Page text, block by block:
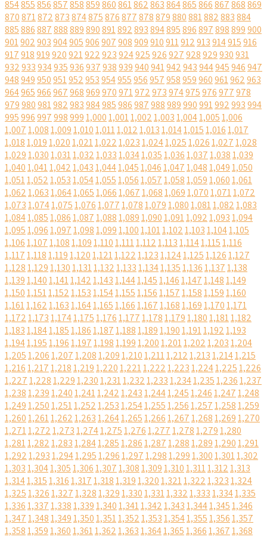
854855856857858859860861862863864865866867868869
870871872873874875876877878879880881882883884
885886887888889890891892893894895896897898899900
901902903904905906907908909910911912913914915916
917918919920921922923924925926927928929930931
932933934935936937938939940941942943944945946947
948949950951952953954955956957958959960961962963
964965966967968969970971972973974975976977978
979980981982983984985986987988989990991992993994
9959969979989991,0001,0011,0021,0031,0041,0051,006
1,0071,0081,0091,0101,0111,0121,0131,0141,0151,0161,017
1,0181,0191,0201,0211,0221,0231,0241,0251,0261,0271,028
1,0291,0301,0311,0321,0331,0341,0351,0361,0371,0381,039
1,0401,0411,0421,0431,0441,0451,0461,0471,0481,0491,050
1,0511,0521,0531,0541,0551,0561,0571,0581,0591,0601,061
1,0621,0631,0641,0651,0661,0671,0681,0691,0701,0711,072
1,0731,0741,0751,0761,0771,0781,0791,0801,0811,0821,083
1,0841,0851,0861,0871,0881,0891,0901,0911,0921,0931,094
1,0951,0961,0971,0981,0991,1001,1011,1021,1031,1041,105
1,1061,1071,1081,1091,1101,1111,1121,1131,1141,1151,116
1,1171,1181,1191,1201,1211,1221,1231,1241,1251,1261,127
1,1281,1291,1301,1311,1321,1331,1341,1351,1361,1371,138
1,1391,1401,1411,1421,1431,1441,1451,1461,1471,1481,149
1,1501,1511,1521,1531,1541,1551,1561,1571,1581,1591,160
1,1611,1621,1631,1641,1651,1661,1671,1681,1691,1701,171
1,1721,1731,1741,1751,1761,1771,1781,1791,1801,1811,182
1,1831,1841,1851,1861,1871,1881,1891,1901,1911,1921,193
1,1941,1951,1961,1971,1981,1991,2001,2011,2021,2031,204
1,2051,2061,2071,2081,2091,2101,2111,2121,2131,2141,215
1,2161,2171,2181,2191,2201,2211,2221,2231,2241,2251,226
1,2271,2281,2291,2301,2311,2321,2331,2341,2351,2361,237
1,2381,2391,2401,2411,2421,2431,2441,2451,2461,2471,248
1,2491,2501,2511,2521,2531,2541,2551,2561,2571,2581,259
1,2601,2611,2621,2631,2641,2651,2661,2671,2681,2691,270
1,2711,2721,2731,2741,2751,2761,2771,2781,2791,280
1,2811,2821,2831,2841,2851,2861,2871,2881,2891,2901,291
1,2921,2931,2941,2951,2961,2971,2981,2991,3001,3011,302
1,3031,3041,3051,3061,3071,3081,3091,3101,3111,3121,313
1,3141,3151,3161,3171,3181,3191,3201,3211,3221,3231,324
1,3251,3261,3271,3281,3291,3301,3311,3321,3331,3341,335
1,3361,3371,3381,3391,3401,3411,3421,3431,3441,3451,346
1,3471,3481,3491,3501,3511,3521,3531,3541,3551,3561,357
1,3581,3591,3601,3611,3621,3631,3641,3651,3661,3671,368